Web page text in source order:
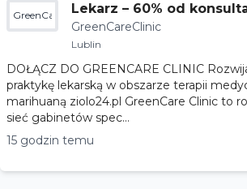
GreenCareClinicLekarz – 60% od
zesna terapia
GreenCareClinic
Lublin
DOŁĄCZ DO GREENCARE CLINIC Rozwijaj nowoczesną
praktykę lekarską w obszarze terapii
marihuaną ziolo24.pl GreenCare Clinic to rozwijająca się
sieć gabinetów spec...
15 godzin temu